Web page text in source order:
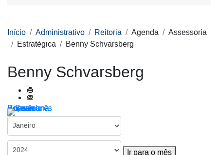
Início Administrativo Reitoria Agenda
Assessoria
Estratégica
Benny Schvarsberg
Benny Schvarsberg
Por ano
Por mês
Por semana
Hoje
Ir para o mês
Ir para o mês